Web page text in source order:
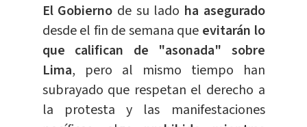
El Gobierno de su lado ha asegurado
desde el fin de semana que evitarán lo
que califican de "asonada" sobre
Lima, pero al mismo tiempo han
subrayado que respetan el derecho a
la protesta y las manifestaciones